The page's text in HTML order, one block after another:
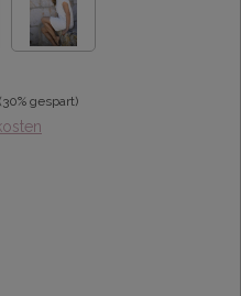
(30% gespart)